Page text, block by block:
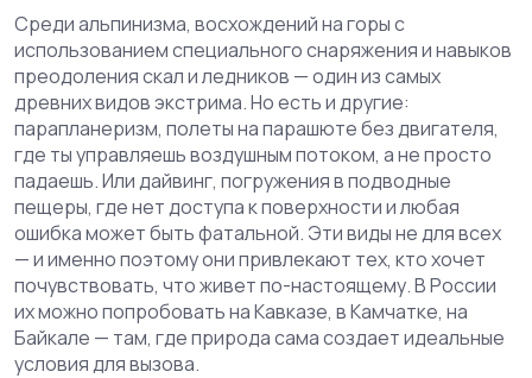
Средиальпинизма, восхождений на горы с
использованием специального снаряжения и навыков
преодоления скал и ледников — один из самых
древних видов экстрима. Но есть и другие:
парапланеризм, полеты на парашюте без двигателя,
где ты управляешь воздушным потоком, а не просто
падаешь. Илидайвинг, погружения в подводные
пещеры, где нет доступа к поверхности и любая
ошибка может быть фатальной. Эти виды не для всех
— и именно поэтому они привлекают тех, кто хочет
почувствовать, что живет по-настоящему. В России
их можно попробовать на Кавказе, в Камчатке, на
Байкале — там, где природа сама создает идеальные
условия для вызова.